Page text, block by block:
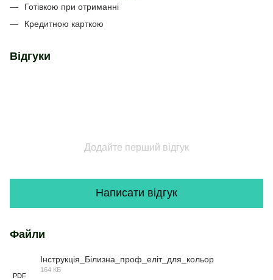
Готівкою при отриманні
Кредитною карткою
Відгуки
Додайте перший відгук
Написати відгук
Файли
PDF
Інструкція_Білизна_проф_еліт_для_кольор
164 КБ